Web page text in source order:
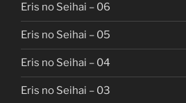
Eris no Seihai – 06
Eris no Seihai – 05
Eris no Seihai – 04
Eris no Seihai – 03